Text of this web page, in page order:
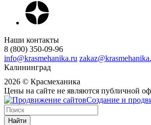
Наши контакты
8 (800) 350-09-96
info@krasmehanika.ru
Калининград
2026 © Красмеханика
Цены на сайте не являются публичной
Создание и
Найти